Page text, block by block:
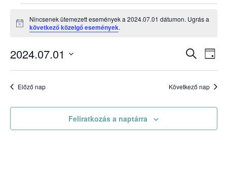
Események
for
2024.07.01
Notice
Nincsenek ütemezett események a 2024.07.01 dátumon. Ugrás a
következő közelgő események.
és
Keresett
Nap
2024.07.01
Dátum
Előző nap Következő nap
Feliratkozás a naptárra